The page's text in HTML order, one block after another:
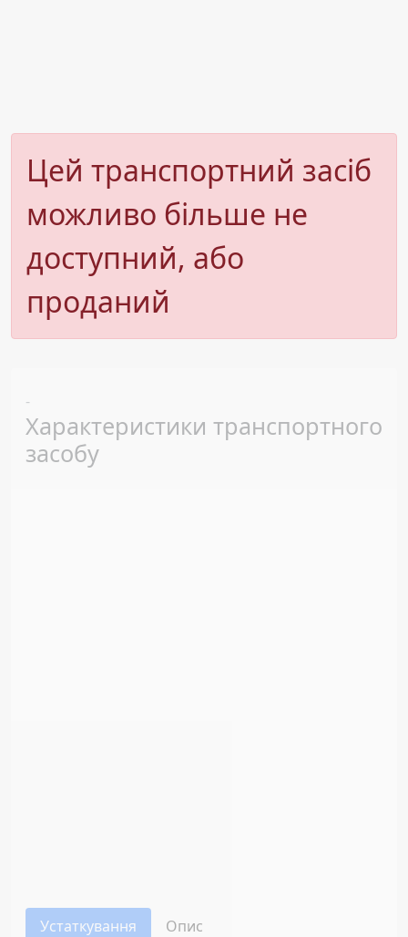
Цей транспортний засіб
можливо більше не
доступний, або
проданий
-
Характеристики транспортного
засобу
Устаткування Опис